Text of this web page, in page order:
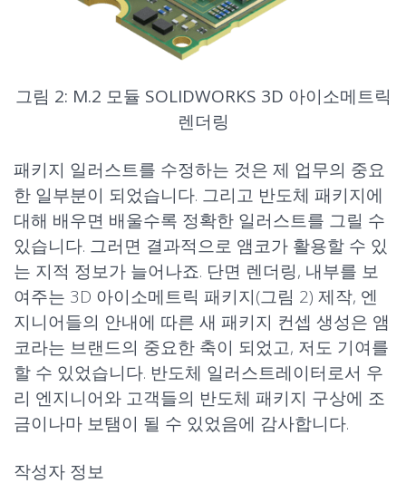
그림 2: M.2 모듈 SOLIDWORKS 3D 아이소메트릭
렌더링
패키지 일러스트를 수정하는 것은 제 업무의 중요
한 일부분이 되었습니다. 그리고 반도체 패키지에
대해 배우면 배울수록 정확한 일러스트를 그릴 수
있습니다. 그러면 결과적으로 앰코가 활용할 수 있
는 지적 정보가 늘어나죠. 단면 렌더링, 내부를 보
여주는 3D 아이소메트릭 패키지(그림 2) 제작, 엔
지니어들의 안내에 따른 새 패키지 컨셉 생성은 앰
코라는 브랜드의 중요한 축이 되었고, 저도 기여를
할 수 있었습니다. 반도체 일러스트레이터로서 우
리 엔지니어와 고객들의 반도체 패키지 구상에 조
금이나마 보탬이 될 수 있었음에 감사합니다.
작성자 정보